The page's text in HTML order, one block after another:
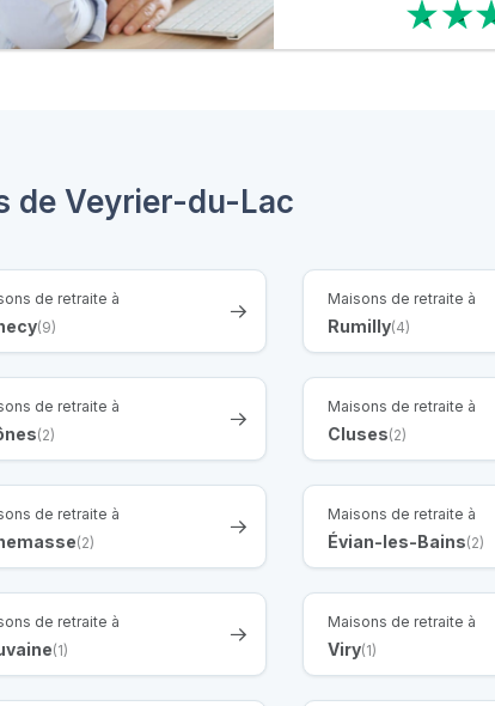
de Veyrier-du-Lac
de retraite à
(9)
Maisons de retraite à
Rumilly(4)
de retraite à
(2)
Maisons de retraite à
Cluses(2)
de retraite à
(2)
Maisons de retraite à
Évian-les-Bains(2)
de retraite à
(1)
Maisons de retraite à
Viry(1)